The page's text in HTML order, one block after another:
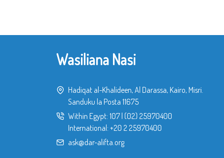
Wasiliana Nasi
Hadiqat al-Khalideen, Al Darassa, Kairo, Misri.
Sanduku la Posta 11675
Within Egypt: 107 (02) 25970400
International: +20 2 25970400
ask@dar-alifta.org